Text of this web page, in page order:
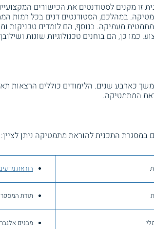
זו מקנים לסטודנטים את הכישורים
במהלכם, הסטודנטים דנים בכל רמות
מעמיקה. בנוסף, הם לומדים טכניקות
כמו כן, הם בוחנים טכנולוגיות שונות
כארבע שנים. הלימודים כוללים הרצאות
המתמטיקה.
במסגרת התכנית להוראת מתמטיקה ניתן לציין:
הוראת
תורת
מבנים